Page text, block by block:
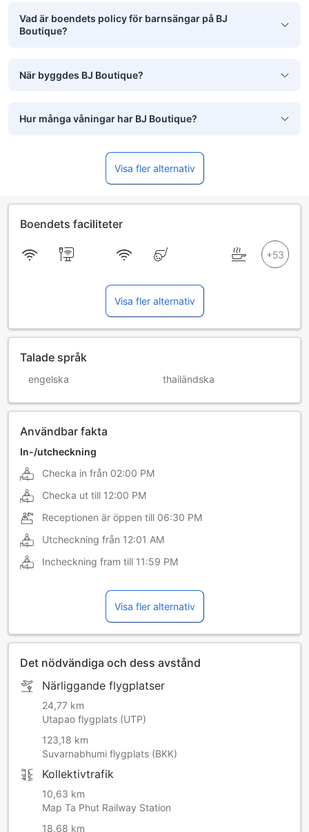
Vad är boendets policy för barnsängar på BJ
Boutique?
När byggdes BJ Boutique?
Hur många våningar har BJ Boutique?
Visa fler alternativ
Boendets faciliteter
Visa fler alternativ
Talade språk
engelska thailändska
Användbar fakta
In-/utcheckning
Checka in från 02:00 PM
Checka ut till 12:00 PM
Receptionen är öppen till 06:30 PM
Utcheckning från 12:01 AM
Incheckning fram till 11:59 PM
Visa fler alternativ
Det nödvändiga och dess avstånd
Närliggande flygplatser
24,77 km
Utapao flygplats (UTP)
123,18 km
Suvarnabhumi flygplats (BKK)
Kollektivtrafik
10,63 km
Map Ta Phut Railway Station
18,68 km